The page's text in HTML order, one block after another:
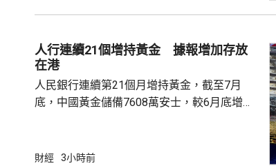
力整合為Genius Agent，能調度專家技能與真
實實驗和基礎設施，完成真正的科研項目，並
已...
人行連續21個增持黃金 據報增加存放
在港
人民銀行連續第21個月增持黃金，截至7月
底，中國黃金儲備7608萬安士，較6月底增加
金，將可助力支持香港成為主要的黃金交易中
財經 3小時前